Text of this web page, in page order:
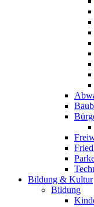
Bildung & Kultur
Bildung